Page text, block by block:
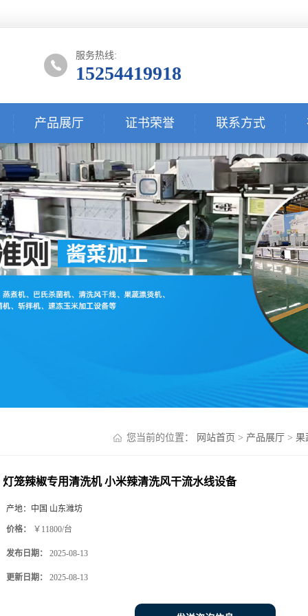
服务热线:
15254419918
产品展厅 证书荣誉 联系方式
您当前的位置： 网站首页 > 产品展厅 > 果
灯笼辣椒专用清洗机 小米辣清洗风干流水线设备
产地： 中国 山东潍坊
价格： ￥11800/台
发布日期： 2025-08-13
更新日期： 2025-08-13